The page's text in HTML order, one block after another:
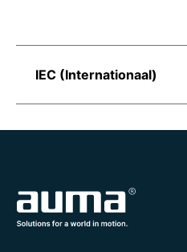
IEC (Internationaal)